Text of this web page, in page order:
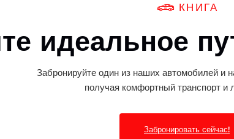
КНИГА
идеальное
Забронируйте один из наших автомобилей и
получая комфортный транспорт и
Забронировать сейчас!